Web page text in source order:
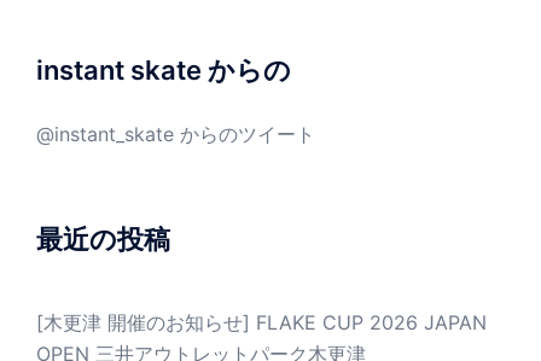
instant skate からの
@instant_skate からのツイート
最近の投稿
[木更津 開催のお知らせ] FLAKE CUP 2026 JAPAN
OPEN 三井アウトレットパーク木更津